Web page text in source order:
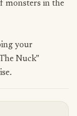
monsters in the
your
Nuck”